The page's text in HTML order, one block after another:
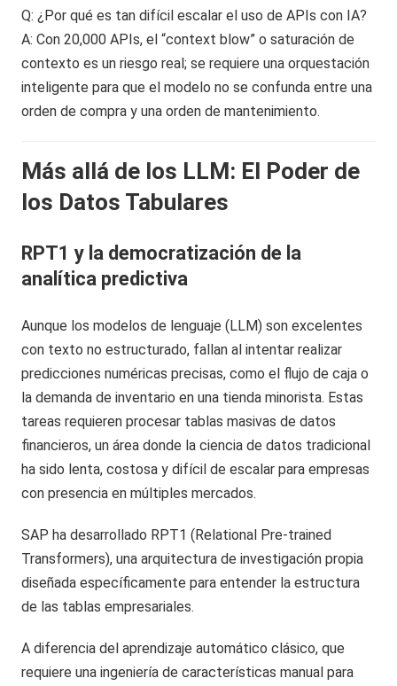
Q: ¿Por qué es tan difícil escalar el uso de APIs con IA?
A: Con 20,000 APIs, el “context blow” o saturación de
contexto es un riesgo real; se requiere una orquestación
inteligente para que el modelo no se confunda entre una
orden de compra y una orden de mantenimiento.
Más allá de los LLM: El Poder de
los Datos Tabulares
RPT1 y la democratización de la
analítica predictiva
Aunque los modelos de lenguaje (LLM) son excelentes
con texto no estructurado, fallan al intentar realizar
predicciones numéricas precisas, como el flujo de caja o
la demanda de inventario en una tienda minorista. Estas
tareas requieren procesar tablas masivas de datos
financieros, un área donde la ciencia de datos tradicional
ha sido lenta, costosa y difícil de escalar para empresas
con presencia en múltiples mercados.
SAP ha desarrollado RPT1 (Relational Pre-trained
Transformers), una arquitectura de investigación propia
diseñada específicamente para entender la estructura
de las tablas empresariales.
A diferencia del aprendizaje automático clásico, que
requiere una ingeniería de características manual para